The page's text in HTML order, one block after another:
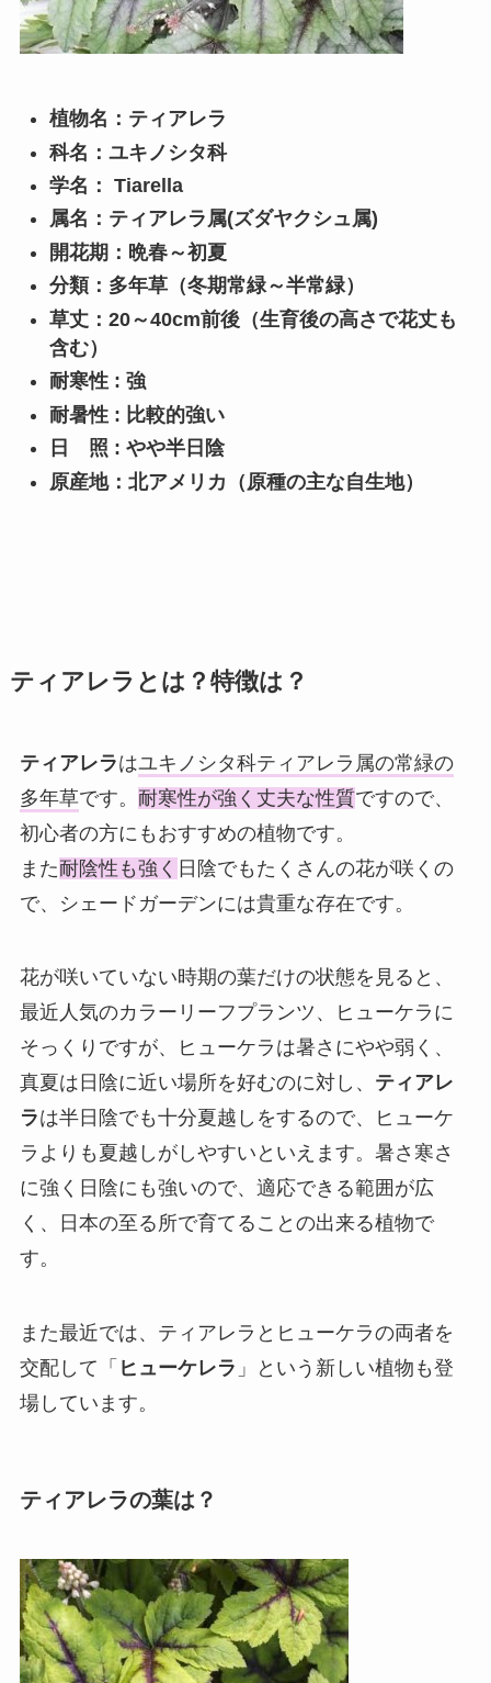
植物名：ティアレラ
科名：ユキノシタ科
学名： Tiarella
属名：ティアレラ属(ズダヤクシュ属)
開花期：晩春～初夏
分類：多年草（冬期常緑～半常緑）
草丈：20～40cm前後（生育後の高さで花丈も
含む）
耐寒性 : 強
耐暑性 : 比較的強い
日 照 : やや半日陰
原産地：北アメリカ（原種の主な自生地）
ティアレラとは？特徴は？
ティアレラはユキノシタ科ティアレラ属の常緑の
多年草です。 耐寒性が強く丈夫な性質ですので、
初心者の方にもおすすめの植物です。
また耐陰性も強く 日陰でもたくさんの花が咲くの
で、シェードガーデンには貴重な存在です。
花が咲いていない時期の葉だけの状態を見ると、
最近人気のカラーリーフプランツ、ヒューケラに
そっくりですが、ヒューケラは暑さにやや弱く、
真夏は日陰に近い場所を好むのに対し、 ティアレ
ラは半日陰でも十分夏越しをするので、ヒューケ
ラよりも夏越しがしやすいといえます。暑さ寒さ
に強く日陰にも強いので、適応できる範囲が広
く、日本の至る所で育てることの出来る植物で
す。
また最近では、ティアレラとヒューケラの両者を
交配して「 ヒューケレラ 」という新しい植物も登
場しています。
ティアレラの葉は？